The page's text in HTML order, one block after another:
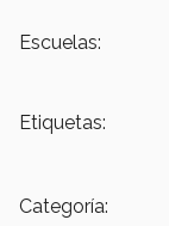
Escuelas:
Etiquetas:
Categoría: